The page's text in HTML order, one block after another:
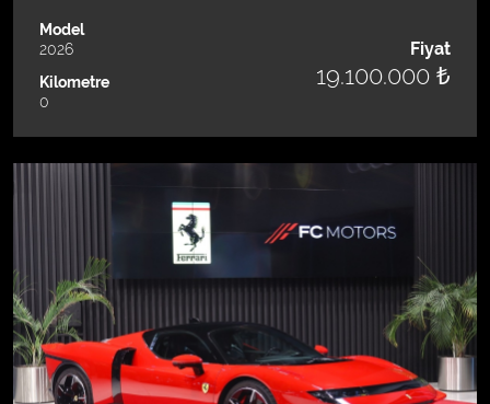
Model
2026
Kilometre
0
Fiyat
19.100.000 ₺